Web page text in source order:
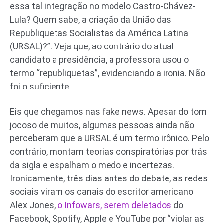
essa tal integração no modelo Castro-Chávez-
Lula? Quem sabe, a criação da União das
Republiquetas Socialistas da América Latina
(URSAL)?”. Veja que, ao contrário do atual
candidato a presidência, a professora usou o
termo “republiquetas”, evidenciando a ironia. Não
foi o suficiente.
Eis que chegamos nas fake news. Apesar do tom
jocoso de muitos, algumas pessoas ainda não
perceberam que a URSAL é um termo irônico. Pelo
contrário, montam teorias conspiratórias por trás
da sigla e espalham o medo e incertezas.
Ironicamente, três dias antes do debate, as redes
sociais viram os canais do escritor americano
Alex Jones, o Infowars, serem deletados do
Facebook, Spotify, Apple e YouTube por “violar as